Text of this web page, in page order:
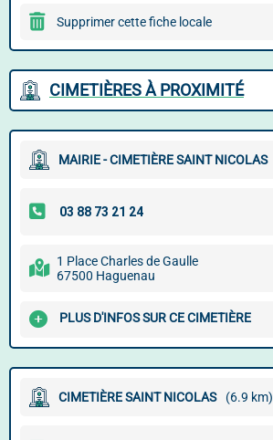
Supprimer cette fiche locale
CIMETIÈRES À PROXIMITÉ
MAIRIE - CIMETIÈRE SAINT NICOLAS
1 Place Charles de Gaulle
67500 Haguenau
PLUS D'INFOS SUR CE CIMETIÈRE
CIMETIÈRE SAINT NICOLAS (6.9 km)